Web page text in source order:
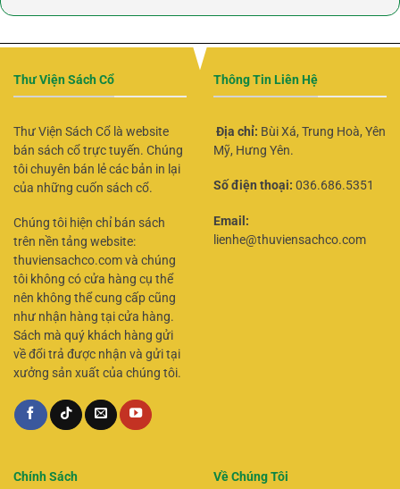
Thư Viện Sách Cổ
Thư Viện Sách Cổ là website
bán sách cổ trực tuyến. Chúng
tôi chuyên bán lẻ các bản in lại
của những cuốn sách cổ.
Chúng tôi hiện chỉ bán sách
trên nền tảng website:
thuviensachco.com và chúng
tôi không có cửa hàng cụ thể
nên không thể cung cấp cũng
như nhận hàng tại cửa hàng.
Sách mà quý khách hàng gửi
về đổi trả được nhận và gửi tại
xưởng sản xuất của chúng tôi.
Thông Tin Liên Hệ
Địa chỉ: Bùi Xá, Trung Hoà, Yên
Mỹ, Hưng Yên.
Số điện thoại: 036.686.5351
Email:
lienhe@thuviensachco.com
Chính Sách Về Chúng Tôi